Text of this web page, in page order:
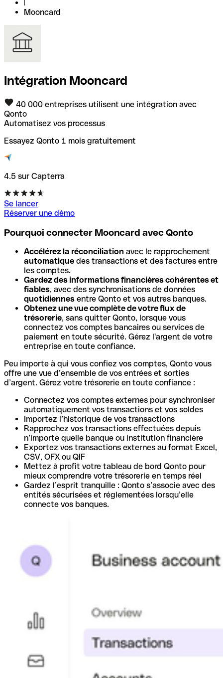
Mooncard
Intégration Mooncard
40 000 entreprises utilisent une intégration avec
Qonto
Automatisez vos processus
Essayez Qonto 1 mois gratuitement
4.5 sur Capterra
Se lancer
Réserver une démo
Pourquoi connecter Mooncard avec Qonto
Accélérez la réconciliation avec le rapprochement
automatique des transactions et des factures entre
les comptes.
Gardez des informations financières cohérentes et
fiables, avec des synchronisations de données
quotidiennes entre Qonto et vos autres banques.
Obtenez une vue complète de votre flux de
trésorerie, sans quitter Qonto, lorsque vous
connectez vos comptes bancaires ou services de
paiement en toute sécurité. Gérez l'argent de votre
entreprise en toute confiance.
Peu importe à qui vous confiez vos comptes, Qonto vous
offre une vue d’ensemble de vos entrées et sorties
d’argent. Gérez votre trésorerie en toute confiance :
Connectez vos comptes externes pour synchroniser
automatiquement vos transactions et vos soldes
Importez l’historique de vos transactions
Rapprochez vos transactions effectuées depuis
n’importe quelle banque ou institution financière
Exportez vos transactions externes au format Excel,
CSV, OFX ou QIF
Mettez à profit votre tableau de bord Qonto pour
mieux comprendre votre trésorerie en temps réel
Gardez l’esprit tranquille : Qonto s’associe avec des
entités sécurisées et réglementées lorsqu’elle
connecte vos banques.